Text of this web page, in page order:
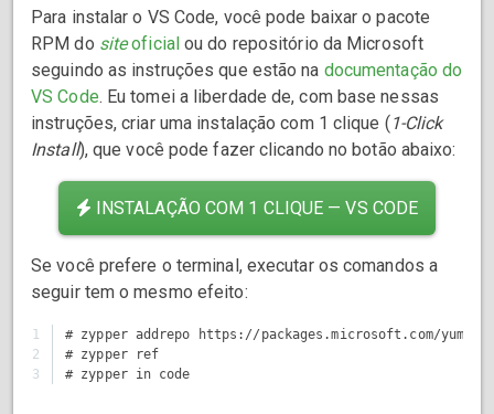
Para instalar o VS Code, você pode baixar o pacote
RPM do siteoficialou do repositório da Microsoft
seguindo as instruções que estão na documentação do
VS Code. Eu tomei a liberdade de, com base nessas
instruções, criar uma instalação com 1 clique (1-Click
Install), que você pode fazer clicando no botão abaixo:
INSTALAÇÃO COM 1 CLIQUE — VS CODE
Se você prefere o terminal, executar os comandos a
seguir tem o mesmo efeito:
1
2
# zypper addrepo https://packages.microsoft.com/
# zypper ref